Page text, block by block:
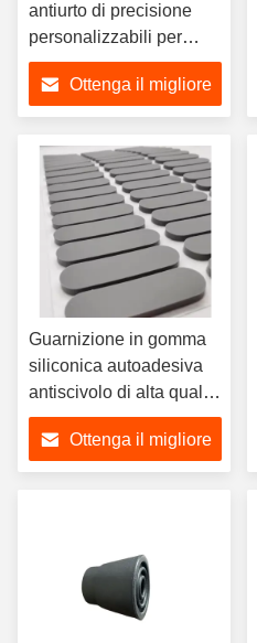
antiurto di precisione
personalizzabili per
elettrodomestici
Ottenga il migliore
Guarnizione in gomma
siliconica autoadesiva
antiscivolo di alta qualità
con adesivo 3M, su
misura, ammortizzante
Ottenga il migliore